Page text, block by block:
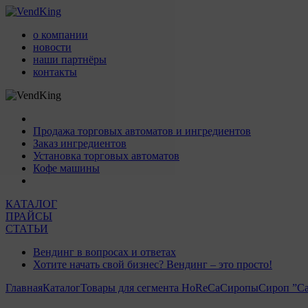
о компании
новости
наши партнёры
контакты
Продажа торговых автоматов и ингредиентов
Заказ ингредиентов
Установка торговых автоматов
Кофе машины
КАТАЛОГ
ПРАЙСЫ
СТАТЬИ
Вендинг в вопросах и ответах
Хотите начать свой бизнес? Вендинг – это просто!
ГлавнаяКаталогТовары для сегмента HoReCaСиропыСироп